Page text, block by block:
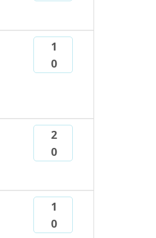
1
0
2
0
1
0